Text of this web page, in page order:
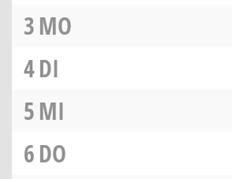
3MO
4DI
5MI
6DO